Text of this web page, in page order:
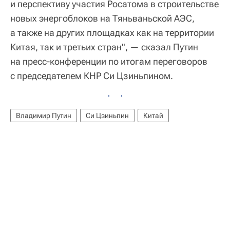
и перспективу участия Росатома в строительстве
новых энергоблоков на Тяньваньской АЭС,
а также на других площадках как на территории
Китая, так и третьих стран", — сказал Путин
на пресс-конференции по итогам переговоров
с председателем КНР Си Цзиньпином.
Владимир Путин Си Цзиньпин Китай